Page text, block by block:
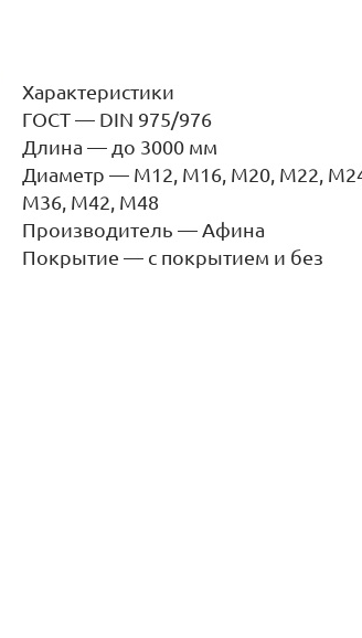
Характеристики
ГОСТ — DIN 975/976
Длина — до 3000 мм
Диаметр — М12, М16, М20, М22,
М36, М42, М48
Производитель — Афина
Покрытие — с покрытием и без